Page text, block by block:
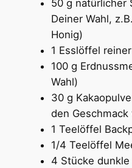
50 g natürlicher
Deiner Wahl,
Honig)
1 Esslöffel
100 g
Wahl)
30 g
den
1 Teelöffel
1/4 Teelöffel
4 Stücke